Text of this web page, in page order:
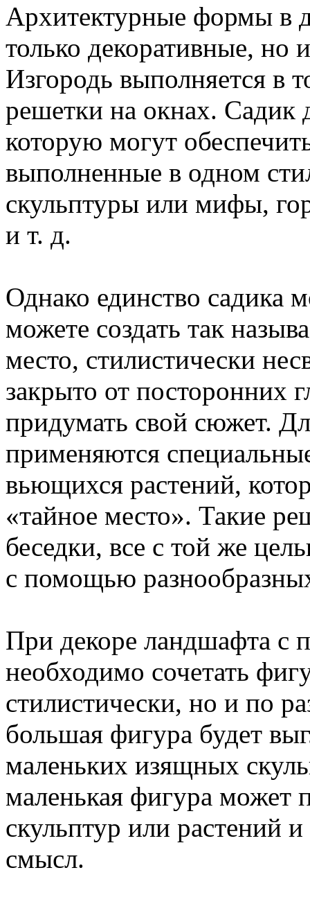
Архитектурные формы в
только декоративные, но
Изгородь выполняется в
решетки на окнах. Садик
которую могут
выполненные в одном
скульптуры или мифы,
и т. д.
Однако единство садика
можете создать так
место, стилистически
закрыто от посторонних
придумать свой сюжет.
применяются
вьющихся растений,
«тайное место». Такие
беседки, все с той же
с помощью
При декоре ландшафта с
необходимо сочетать
стилистически, но и по
большая фигура будет
маленьких изящных
маленькая фигура может
скульптур или растений
смысл.